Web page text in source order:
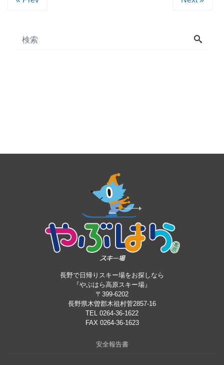
長野で日帰りスキー場をお探しなら
『やぶはら高原スキー場』
〒399-6202
長野県木曽郡木祖村菅2857-16
TEL 0264-36-1622
FAX 0264-36-1623
安全報告書